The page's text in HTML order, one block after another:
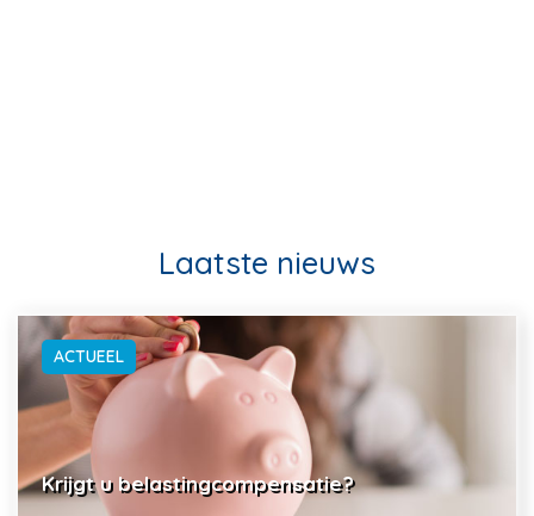
Laatste nieuws
ACTUEEL
Krijgt u belastingcompensatie?